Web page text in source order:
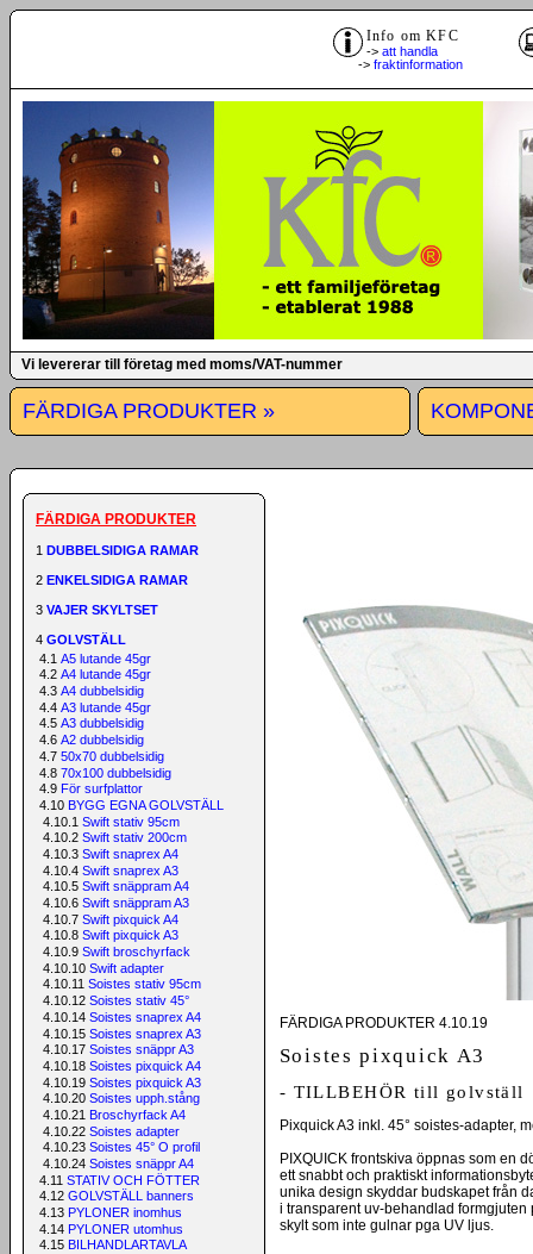
Info om KFC
-> att handla
-> fraktinformation
Vi levererar till företag med moms/VAT-nummer
FÄRDIGA PRODUKTER »
FÄRDIGA PRODUKTER
1 DUBBELSIDIGA RAMAR
2 ENKELSIDIGA RAMAR
3 VAJER SKYLTSET
4 GOLVSTÄLL
4.1 A5 lutande 45gr
4.2 A4 lutande 45gr
4.3 A4 dubbelsidig
4.4 A3 lutande 45gr
4.5 A3 dubbelsidig
4.6 A2 dubbelsidig
4.7 50x70 dubbelsidig
4.8 70x100 dubbelsidig
4.9 För surfplattor
4.10 BYGG EGNA GOLVSTÄLL
4.10.1 Swift stativ 95cm
4.10.2 Swift stativ 200cm
4.10.3 Swift snaprex A4
4.10.4 Swift snaprex A3
4.10.5 Swift snäppram A4
4.10.6 Swift snäppram A3
4.10.7 Swift pixquick A4
4.10.8 Swift pixquick A3
4.10.9 Swift broschyrfack
4.10.10 Swift adapter
4.10.11 Soistes stativ 95cm
4.10.12 Soistes stativ 45°
4.10.14 Soistes snaprex A4
4.10.15 Soistes snaprex A3
4.10.17 Soistes snäppr A3
4.10.18 Soistes pixquick A4
4.10.19 Soistes pixquick A3
4.10.20 Soistes upph.stång
4.10.21 Broschyrfack A4
4.10.22 Soistes adapter
4.10.23 Soistes 45° O profil
4.10.24 Soistes snäppr A4
4.11 STATIV OCH FÖTTER
4.12 GOLVSTÄLL banners
4.13 PYLONER inomhus
4.14 PYLONER utomhus
4.15 BILHANDLARTAVLA
FÄRDIGA PRODUKTER 4.10.19
Soistes pixquick A3
- TILLBEHÖR till golvställ
Pixquick A3 inkl. 45° soistes-adapter,
PIXQUICK frontskiva öppnas som en
ett snabbt och praktiskt
unika design skyddar budskapet från
i transparent uv-behandlad
skylt som inte gulnar pga UV ljus.